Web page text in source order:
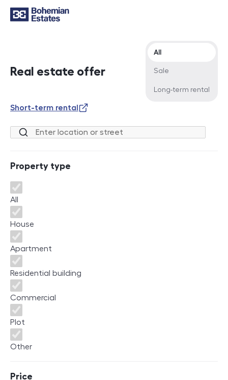
Real estate offer
Offer type
All
Sale
Long-term rental
Short-term rental
Location or street
Property type
Property type
All
House
Apartment
Residential building
Commercial
Plot
Other
Price